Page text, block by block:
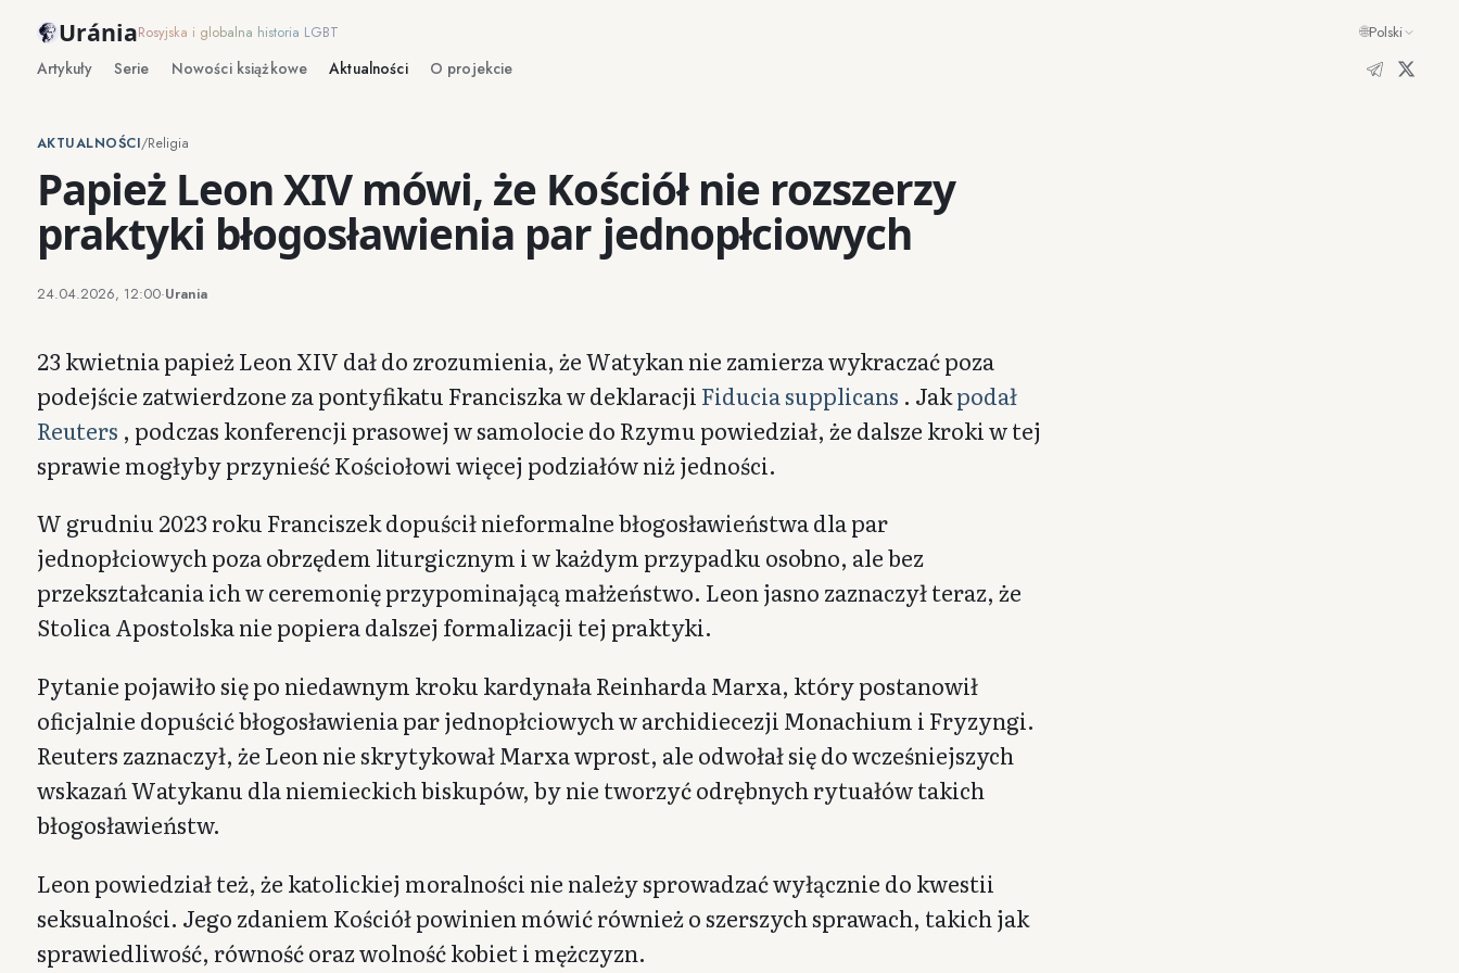
UrániaRosyjska i globalna historia LGBT 🌐Polski
Artykuły Serie Nowości książkowe Aktualności O projekcie
AKTUALNOŚCI/Religia
Papież Leon XIV mówi, że Kościół nie rozszerzy
praktyki błogosławienia par jednopłciowych
24.04.2026, 12:00·Urania
23 kwietnia papież Leon XIV dał do zrozumienia, że Watykan nie zamierza wykraczać poza
podejście zatwierdzone za pontyfikatu Franciszka w deklaracji Fiducia supplicans . Jakpodał
Reuters , podczas konferencji prasowej w samolocie do Rzymu powiedział, że dalsze kroki w tej
sprawie mogłyby przynieść Kościołowi więcej podziałów niż jedności.
W grudniu 2023 roku Franciszek dopuścił nieformalne błogosławieństwa dla par
jednopłciowych poza obrzędem liturgicznym i w każdym przypadku osobno, ale bez
przekształcania ich w ceremonię przypominającą małżeństwo. Leon jasno zaznaczył teraz, że
Stolica Apostolska nie popiera dalszej formalizacji tej praktyki.
Pytanie pojawiło się po niedawnym kroku kardynała Reinharda Marxa, który postanowił
oficjalnie dopuścić błogosławienia par jednopłciowych w archidiecezji Monachium i Fryzyngi.
Reuters zaznaczył, że Leon nie skrytykował Marxa wprost, ale odwołał się do wcześniejszych
wskazań Watykanu dla niemieckich biskupów, by nie tworzyć odrębnych rytuałów takich
błogosławieństw.
Leon powiedział też, że katolickiej moralności nie należy sprowadzać wyłącznie do kwestii
seksualności. Jego zdaniem Kościół powinien mówić również o szerszych sprawach, takich jak
sprawiedliwość, równość oraz wolność kobiet i mężczyzn.